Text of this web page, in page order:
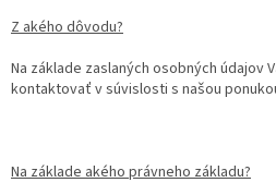
Z akého dôvodu?
Na základe zaslaných osobných údajov
kontaktovať v súvislosti s našou
Na základe akého právneho základu?